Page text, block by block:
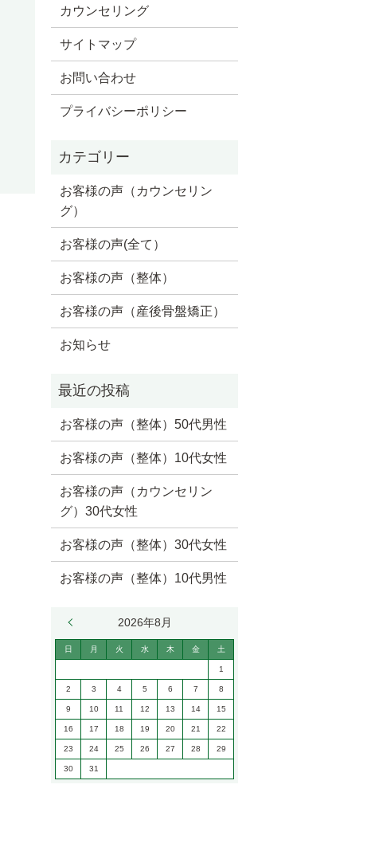
カウンセリング
サイトマップ
お問い合わせ
プライバシーポリシー
お客様の声（カウンセリン
グ）
お客様の声(全て）
お客様の声（整体）
お客様の声（産後骨盤矯正）
お知らせ
お客様の声（整体）50代男性
お客様の声（整体）10代女性
お客様の声（カウンセリン
グ）30代女性
お客様の声（整体）30代女性
お客様の声（整体）10代男性
2026年8月
日 月 火 水 木 金 土
1
2 3 4 5 6 7 8
9 10 11 12 13 14 15
16 17 18 19 20 21 22
23 24 25 26 27 28 29
30 31